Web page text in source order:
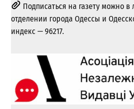
Подписаться на газету можно
отделении города Одессы и
индекс — 96217.